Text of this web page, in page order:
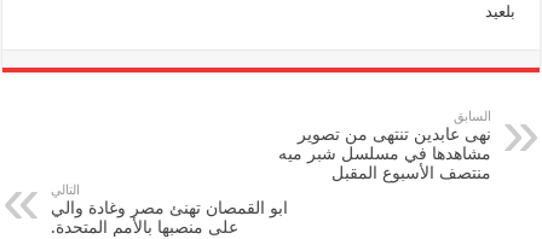
بلعيد
السابق
نهى عابدين تنتهى من تصوير
مشاهدها في مسلسل شبر ميه
منتصف الأسبوع المقبل
التالي
ابو القمصان تهنئ مصر وغادة والي
على منصبها بالأمم المتحدة.